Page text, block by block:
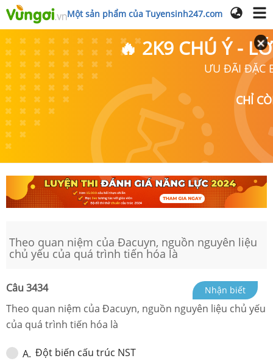
Một sản phẩm của Tuyensinh247.com
🔥 2K9 CHÚ Ý -
ƯU ĐÃI ĐẶC
CHỈ
Theo quan niệm của Đacuyn, nguồn nguyên liệu
chủ yếu của quá trình tiến hóa là
Câu 3434 Nhận biết
Theo quan niệm của Đacuyn, nguồn nguyên liệu chủ yếu
của quá trình tiến hóa là
A. Đột biến cấu trúc NST